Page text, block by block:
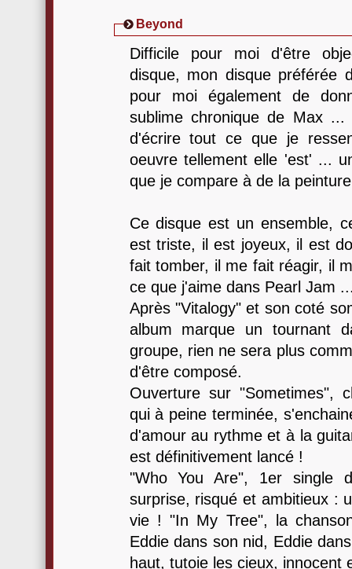
Beyond
Difficile pour moi d'être
disque, mon disque préférée
pour moi également de
sublime chronique de Max
d'écrire tout ce que je
oeuvre tellement elle 'est' ...
que je compare à de la
Ce disque est un ensemble,
est triste, il est joyeux, il est
fait tomber, il me fait réagir, il
ce que j'aime dans Pearl Jam
Après "Vitalogy" et son coté
album marque un tournant
groupe, rien ne sera plus
d'être composé.
Ouverture sur "Sometimes",
qui à peine terminée,
d'amour au rythme et à la
est définitivement lancé !
"Who You Are", 1er single
surprise, risqué et ambitieux :
vie ! "In My Tree", la
Eddie dans son nid, Eddie
haut, tutoie les cieux, innocent